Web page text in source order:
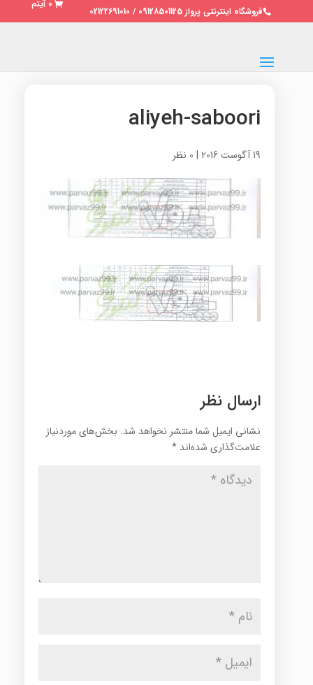
فروشگاه اینترنتی پرواز 09128501125 / 02122691010
0 آیتم
aliyeh-saboori
19 آگوست 2016 | 0 نظر
ارسال نظر
نشانی ایمیل شما منتشر نخواهد شد. بخش‌های موردنیاز
علامت‌گذاری شده‌اند *